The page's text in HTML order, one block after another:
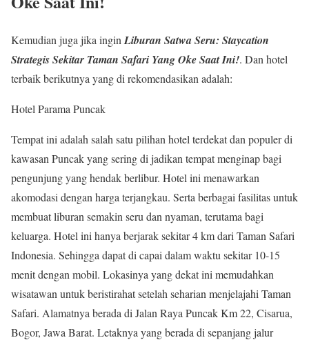
Kemudian juga jika ingin Liburan Satwa Seru: Staycation
Strategis Sekitar Taman Safari Yang Oke Saat Ini!. Dan hotel
terbaik berikutnya yang di rekomendasikan adalah:
Hotel Parama Puncak
Tempat ini adalah salah satu pilihan hotel terdekat dan populer di
kawasan Puncak yang sering di jadikan tempat menginap bagi
pengunjung yang hendak berlibur. Hotel ini menawarkan
akomodasi dengan harga terjangkau. Serta berbagai fasilitas untuk
membuat liburan semakin seru dan nyaman, terutama bagi
keluarga. Hotel ini hanya berjarak sekitar 4 km dari Taman Safari
Indonesia. Sehingga dapat di capai dalam waktu sekitar 10-15
menit dengan mobil. Lokasinya yang dekat ini memudahkan
wisatawan untuk beristirahat setelah seharian menjelajahi Taman
Safari. Alamatnya berada di Jalan Raya Puncak Km 22, Cisarua,
Bogor, Jawa Barat. Letaknya yang berada di sepanjang jalur